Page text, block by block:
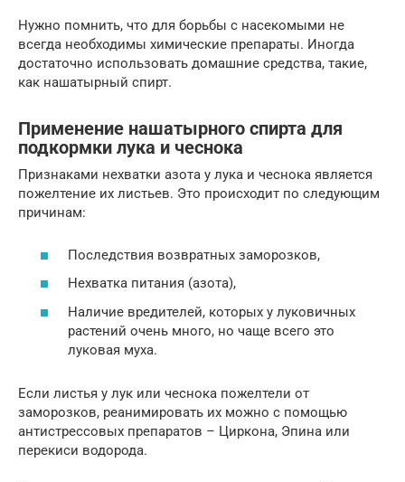
Нужно помнить, что для борьбы с насекомыми не
всегда необходимы химические препараты. Иногда
достаточно использовать домашние средства, такие,
как нашатырный спирт.
Применение нашатырного спирта для
подкормки лука и чеснока
Признаками нехватки азота у лука и чеснока является
пожелтение их листьев. Это происходит по следующим
причинам:
Последствия возвратных заморозков,
Нехватка питания (азота),
Наличие вредителей, которых у луковичных
растений очень много, но чаще всего это
луковая муха.
Если листья у лук или чеснока пожелтели от
заморозков, реанимировать их можно с помощью
антистрессовых препаратов – Циркона, Эпина или
перекиси водорода.